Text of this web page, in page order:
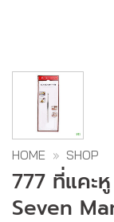
HOME » SHOP
777 ที่แคะ
Seven